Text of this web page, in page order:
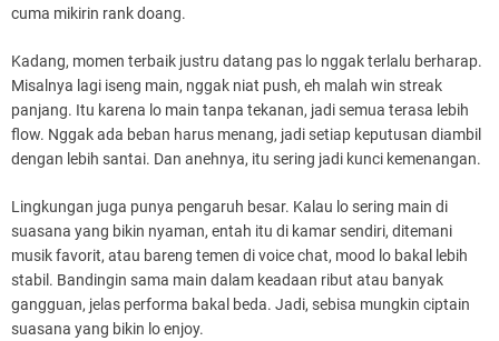
cuma mikirin rank doang.
Kadang, momen terbaik justru datang pas lo nggak terlalu berharap.
Misalnya lagi iseng main, nggak niat push, eh malah win streak
panjang. Itu karena lo main tanpa tekanan, jadi semua terasa lebih
flow. Nggak ada beban harus menang, jadi setiap keputusan diambil
dengan lebih santai. Dan anehnya, itu sering jadi kunci kemenangan.
Lingkungan juga punya pengaruh besar. Kalau lo sering main di
suasana yang bikin nyaman, entah itu di kamar sendiri, ditemani
musik favorit, atau bareng temen di voice chat, mood lo bakal lebih
stabil. Bandingin sama main dalam keadaan ribut atau banyak
gangguan, jelas performa bakal beda. Jadi, sebisa mungkin ciptain
suasana yang bikin lo enjoy.